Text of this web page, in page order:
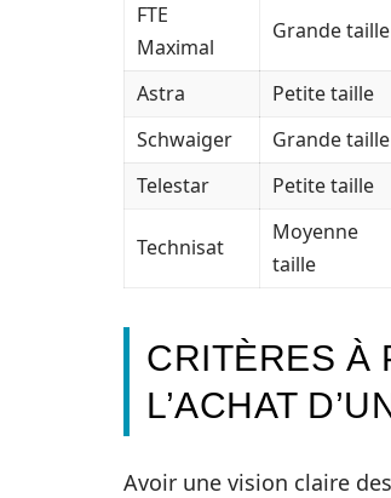
FTE
Maximal
Grande taille
Astra Petite taille
Schwaiger
Grande taille
Telestar
Petite taille
Technisat
Moyenne
taille
CRITÈRES À
L’ACHAT
Avoir une vision claire